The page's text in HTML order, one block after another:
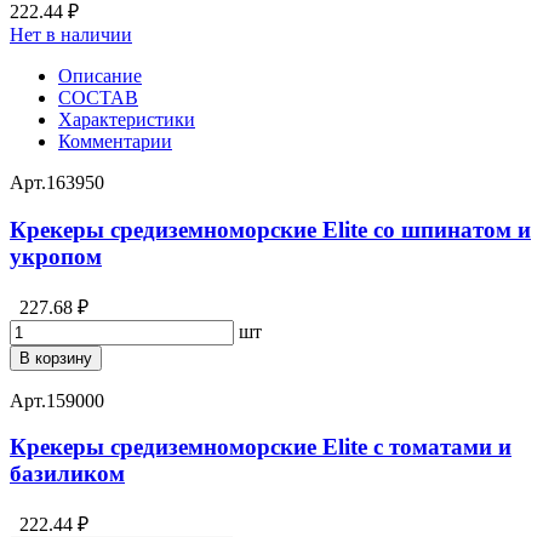
222.44 ₽
Нет в наличии
Описание
СОСТАВ
Характеристики
Комментарии
Арт.163950
Крекеры средиземноморские Elite со шпинатом и
укропом
227.68 ₽
шт
В корзину
Арт.159000
Крекеры средиземноморские Elite с томатами и
базиликом
222.44 ₽